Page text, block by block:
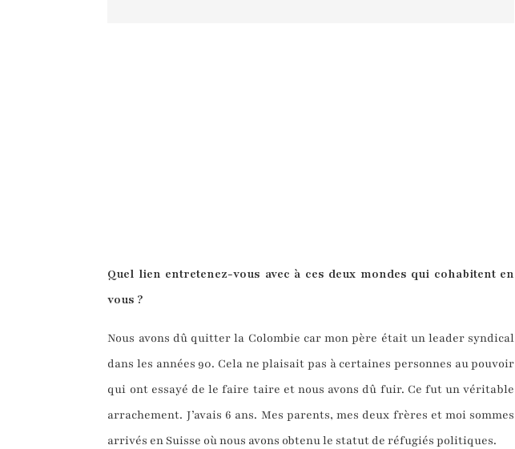
Quel lien entretenez-vous avec à ces deux mondes qui cohabitent en
vous ?
Nous avons dû quitter la Colombie car mon père était un leader syndical
dans les années 90. Cela ne plaisait pas à certaines personnes au pouvoir
qui ont essayé de le faire taire et nous avons dû fuir. Ce fut un véritable
arrachement. J’avais 6 ans. Mes parents, mes deux frères et moi sommes
arrivés en Suisse où nous avons obtenu le statut de réfugiés politiques.